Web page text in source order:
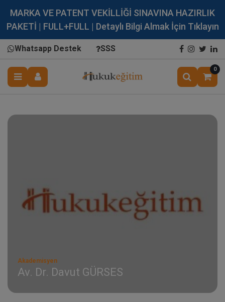
MARKA VE PATENT VEKİLLİĞİ SINAVINA HAZIRLIK
PAKETİ | FULL+FULL | Detaylı Bilgi Almak İçin Tıklayın
Whatsapp Destek SSS
0
Akademisyen
Av. Dr. Davut GÜRSES